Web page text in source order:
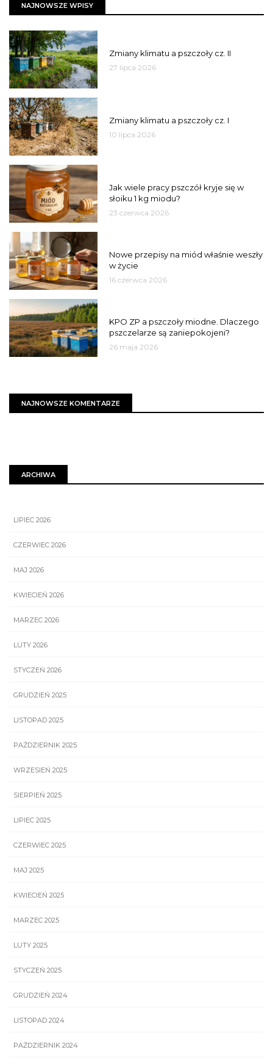
NAJNOWSZE WPISY
Zmiany klimatu a pszczoły cz. II
27 lipca 2026
Zmiany klimatu a pszczoły cz. I
10 lipca 2026
Jak wiele pracy pszczół kryje się w
słoiku 1 kg miodu?
23 czerwca 2026
Nowe przepisy na miód właśnie weszły
w życie
16 czerwca 2026
KPO ZP a pszczoły miodne. Dlaczego
pszczelarze są zaniepokojeni?
26 maja 2026
NAJNOWSZE KOMENTARZE
ARCHIWA
LIPIEC 2026
CZERWIEC 2026
MAJ 2026
KWIECIEŃ 2026
MARZEC 2026
LUTY 2026
STYCZEŃ 2026
GRUDZIEŃ 2025
LISTOPAD 2025
PAŹDZIERNIK 2025
WRZESIEŃ 2025
SIERPIEŃ 2025
LIPIEC 2025
CZERWIEC 2025
MAJ 2025
KWIECIEŃ 2025
MARZEC 2025
LUTY 2025
STYCZEŃ 2025
GRUDZIEŃ 2024
LISTOPAD 2024
PAŹDZIERNIK 2024